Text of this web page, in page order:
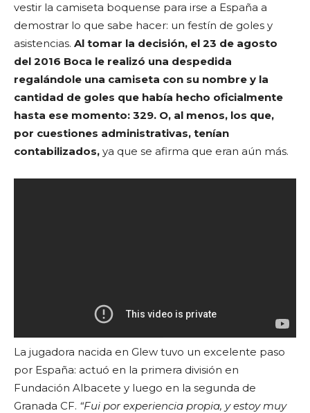
vestir la camiseta boquense para irse a España a
demostrar lo que sabe hacer: un festín de goles y
asistencias. Al tomar la decisión, el 23 de agosto
del 2016 Boca le realizó una despedida
regalándole una camiseta con su nombre y la
cantidad de goles que había hecho oficialmente
hasta ese momento: 329. O, al menos, los que,
por cuestiones administrativas, tenían
contabilizados, ya que se afirma que eran aún más.
La jugadora nacida en Glew tuvo un excelente paso
por España: actuó en la primera división en
Fundación Albacete y luego en la segunda de
Granada CF. “Fui por experiencia propia, y estoy muy